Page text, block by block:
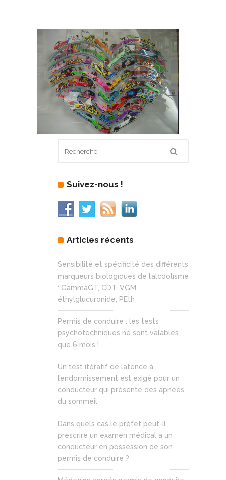
Suivez-nous !
Articles récents
Sensibilité et spécificité des différents
marqueurs biologiques de l’alcoolisme
: GammaGT, CDT, VGM,
éthylglucuronide, PEth
Permis de conduire : les tests
psychotechniques ne sont valables
que 6 mois !
Un test itératif de latence à
l’endormissement est exigé pour un
conducteur qui présente des apnées
du sommeil
Dans quels cas le préfet peut-il
prescrire un examen médical à un
conducteur en possession de son
permis de conduire ?